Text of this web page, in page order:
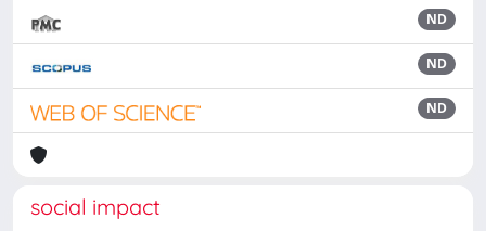
ND
ND
ND
social impact